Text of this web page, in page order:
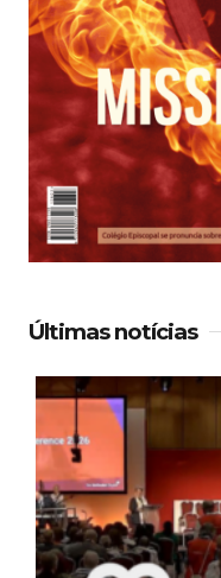
Últimas notícias